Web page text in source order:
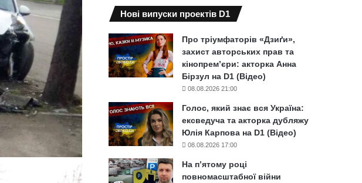
Нові випуски проектів D1
Про тріумфаторів «Дзиґи»,
захист авторських прав та
кінопрем’єри: акторка Анна
Бірзул на D1 (Відео)
08.08.2026 21:00
Голос, який знає вся Україна:
ексведуча та акторка дубляжу
Юлія Карпова на D1 (Відео)
08.08.2026 17:00
На п’ятому році
повномасштабної війни